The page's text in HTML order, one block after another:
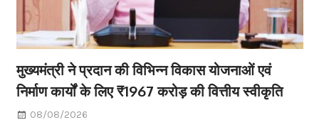
मुख्यमंत्री ने प्रदान की विभिन्न विकास योजनाओं एवं
निर्माण कार्यों के लिए ₹1967 करोड़ की वित्तीय स्वीकृति
08/08/2026